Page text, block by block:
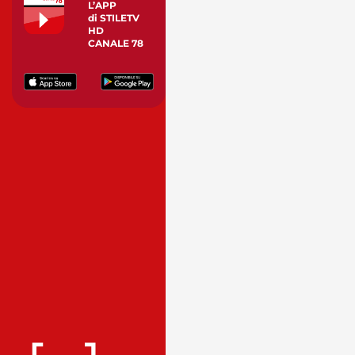
L’APP
di STILETV
HD
CANALE 78